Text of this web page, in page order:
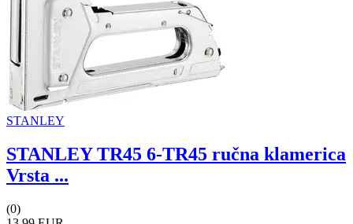
STANLEY
STANLEY TR45 6-TR45 ručna klamerica
Vrsta ...
(0)